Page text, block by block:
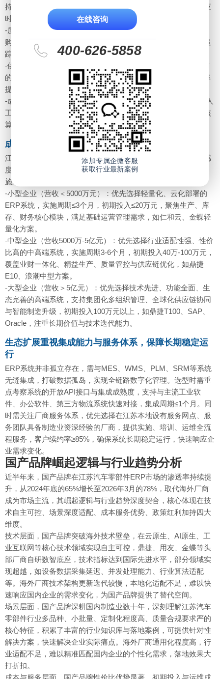
持紧急插单、设备故障等异常场景的动态调整，将紧急插单响应
时间控制在2小时内。
-质量管控：需内置IATF16949合规管理模块，支持从原材料采
购、生产过程到成品出库的全批次追溯，实现质量问题的正向追
踪与反向溯源，不良品率降低15%以上。
-供应链协同：需支持JIT/VMI供应模式，实现与主机厂、供应商
的实时数据协同，订单交期准确率提升至95%以上，库存周转率
提高20%。
-成本核算：需支持工序级、工位级成本核算，精准分摊材料、人
工、制造费用，实现目标成本法与作业成本法双轨并行，成本核
算准确率达98%以上。
成本可控匹配企业规模，平衡初期投入与长期价值
江苏汽车零部件企业规模差异较大，中小企业占比高，成本敏感
度高，选型时需避免盲目追求“大而全”系统，平衡初期采购、实
施成本与长期运维、价值回报。
-小型企业（营收＜5000万元）：优先选择轻量化、云化部署的
ERP系统，实施周期≤3个月，初期投入≤20万元，聚焦生产、库
存、财务核心模块，满足基础运营管理需求，如仁和云、金蝶轻
量化方案。
-中型企业（营收5000万-5亿元）：优先选择行业适配性强、性价
比高的中高端系统，实施周期3-6个月，初期投入40万-100万元，
覆盖业财一体化、精益生产、质量管控与供应链优化，如鼎捷
E10、浪潮中型方案。
-大型企业（营收＞5亿元）：优先选择技术先进、功能全面、生
态完善的高端系统，支持集团化多组织管理、全球化供应链协同
与智能制造升级，初期投入100万元以上，如鼎捷T100、SAP、
Oracle，注重长期价值与技术迭代能力。
生态扩展重视集成能力与服务体系，保障长期稳定运
行
ERP系统并非孤立存在，需与MES、WMS、PLM、SRM等系统
无缝集成，打破数据孤岛，实现全链路数字化管理。选型时需重
点考察系统的开放API接口与集成成熟度，支持与主流工业软
件、办公软件、第三方物流系统快速对接，集成周期≤1个月。同
时需关注厂商服务体系，优先选择在江苏本地设有服务网点、服
务团队具备制造业资深经验的厂商，提供实施、培训、运维全流
程服务，客户续约率≥85%，确保系统长期稳定运行，快速响应企
业需求变化。
国产品牌崛起逻辑与行业趋势分析
近半年来，国产品牌在江苏汽车零部件ERP市场的渗透率持续提
升，从2024年底的65%增长至2026年3月的78%，取代海外厂商
成为市场主流，其崛起逻辑与行业趋势深度契合，核心体现在技
术自主可控、场景深度适配、成本服务优势、政策红利加持四大
维度。
技术层面，国产品牌突破海外技术壁垒，在云原生、AI原生、工
业互联网等核心技术领域实现自主可控，鼎捷、用友、金蝶等头
部厂商自研数智底座，技术指标达到国际先进水平，部分领域实
现超越，如设备数据采集延迟、并发处理能力、行业算法适配
等。海外厂商技术架构更新迭代较慢，本地化适配不足，难以快
速响应国内企业的需求变化，为国产品牌提供了替代空间。
场景层面，国产品牌深耕国内制造业数十年，深刻理解江苏汽车
零部件行业多品种、小批量、定制化程度高、质量合规要求严的
核心特征，积累了丰富的行业知识库与落地案例，可提供针对性
解决方案，快速解决企业实际痛点。海外厂商通用化程度高，行
业适配不足，难以精准匹配国内企业的个性化需求，落地效果大
打折扣。
在线咨询
400-626-5858
添加专属企微客服
获取行业最新案例